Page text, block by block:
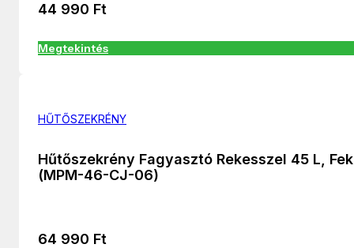
44 990 Ft
Megtekintés
HŰTŐSZEKRÉNY
Hűtőszekrény Fagyasztó Rekesszel 45 L,
(MPM-46-CJ-06)
64 990 Ft